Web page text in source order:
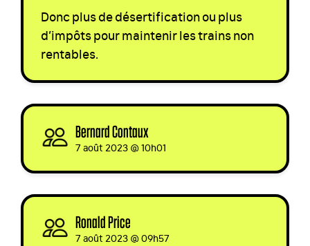
Donc plus de désertification ou plus
d’impôts pour maintenir les trains non
rentables.
Bernard Contaux
7 août 2023 @ 10h01
Ronald Price
7 août 2023 @ 09h57